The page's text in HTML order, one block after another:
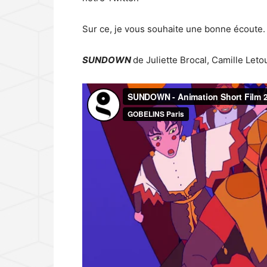
Sur ce, je vous souhaite une bonne écoute.
SUNDOWNde Juliette Brocal, Camille